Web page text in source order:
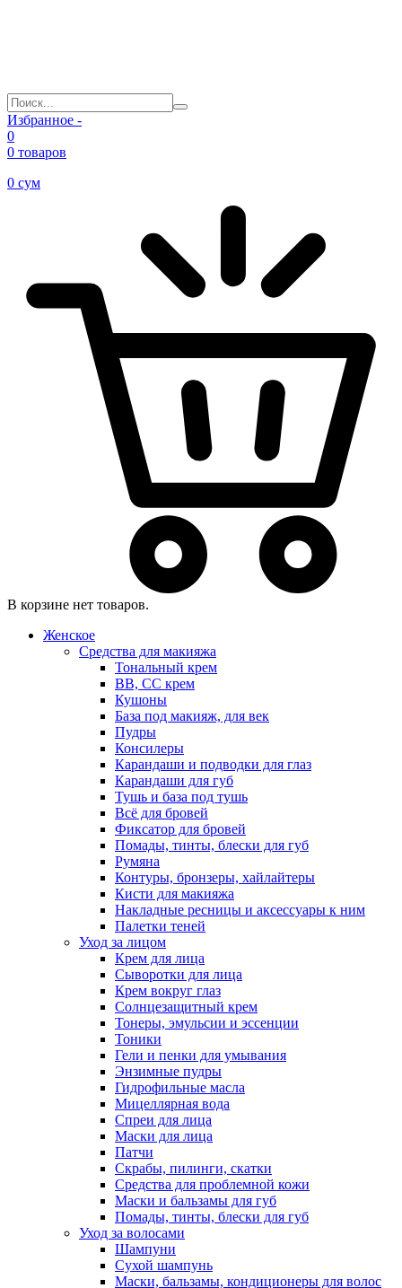
Избранное -
0
0 товаров
0 сум
В корзине нет товаров.
Женское
Средства для макияжа
Тональный крем
BB, CC крем
Кушоны
База под макияж, для век
Пудры
Консилеры
Карандаши и подводки для глаз
Карандаши для губ
Тушь и база под тушь
Всё для бровей
Фиксатор для бровей
Помады, тинты, блески для губ
Румяна
Контуры, бронзеры, хайлайтеры
Кисти для макияжа
Накладные ресницы и аксессуары к ним
Палетки теней
Уход за лицом
Крем для лица
Сыворотки для лица
Крем вокруг глаз
Солнцезащитный крем
Тонеры, эмульсии и эссенции
Тоники
Гели и пенки для умывания
Энзимные пудры
Гидрофильные масла
Мицеллярная вода
Спреи для лица
Маски для лица
Патчи
Скрабы, пилинги, скатки
Средства для проблемной кожи
Маски и бальзамы для губ
Помады, тинты, блески для губ
Уход за волосами
Шампуни
Сухой шампунь
Маски, бальзамы, кондиционеры для волос